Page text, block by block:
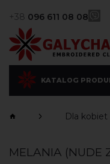
+38 096 611 08 08
KATALOG
Dla kobiet
MELANIA (NUDE